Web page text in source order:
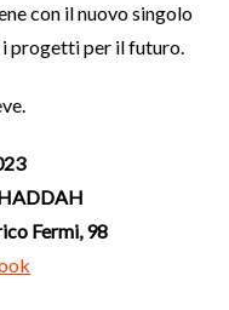
con il nuovo singolo
progetti per il futuro.
Fermi, 98